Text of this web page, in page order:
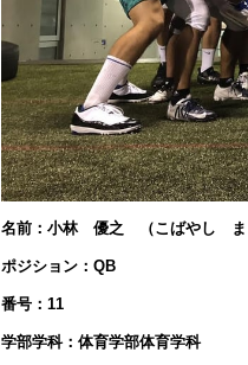
名前：小林 優之 （こばやし ま
ポジション：QB
番号：11
学部学科：体育学部体育学科